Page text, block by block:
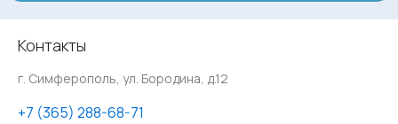
Контакты
г. Симферополь, ул. Бородина, д.12
‪+7 (365) 288-68-71